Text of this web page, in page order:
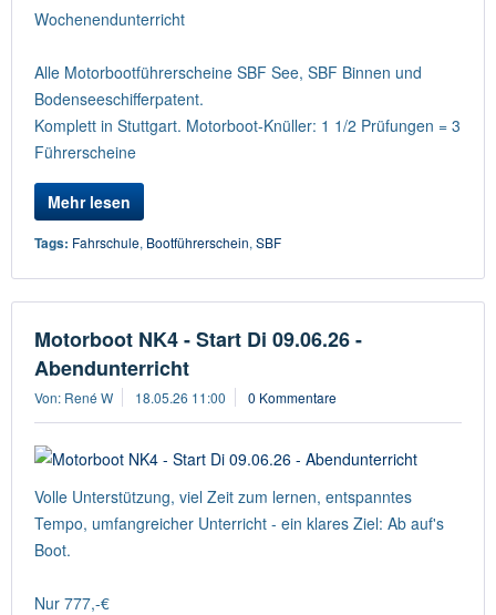
Wochenendunterricht
Alle Motorbootführerscheine SBF See, SBF Binnen und
Bodenseeschifferpatent.
Komplett in Stuttgart. Motorboot-Knüller: 1 1/2 Prüfungen = 3
Führerscheine
Mehr lesen
Tags: Fahrschule, Bootführerschein, SBF
Motorboot NK4 - Start Di 09.06.26 -
Abendunterricht
Von: René W 18.05.26 11:00 0 Kommentare
Volle Unterstützung, viel Zeit zum lernen, entspanntes
Tempo, umfangreicher Unterricht - ein klares Ziel: Ab auf's
Boot.
Nur 777,-€